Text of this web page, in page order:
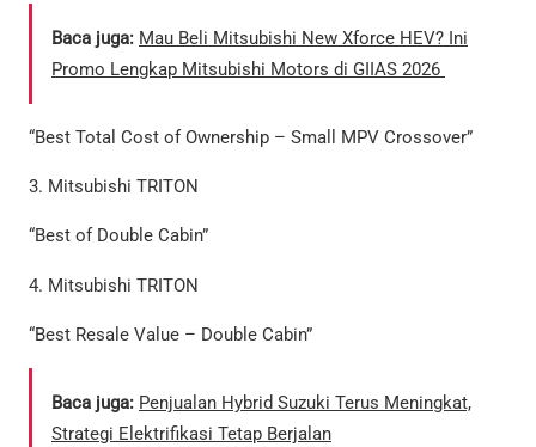
Baca juga: Mau Beli Mitsubishi New Xforce HEV? Ini
Promo Lengkap Mitsubishi Motors di GIIAS 2026
“Best Total Cost of Ownership – Small MPV Crossover”
3. Mitsubishi TRITON
“Best of Double Cabin”
4. Mitsubishi TRITON
“Best Resale Value – Double Cabin”
Baca juga: Penjualan Hybrid Suzuki Terus Meningkat,
Strategi Elektrifikasi Tetap Berjalan